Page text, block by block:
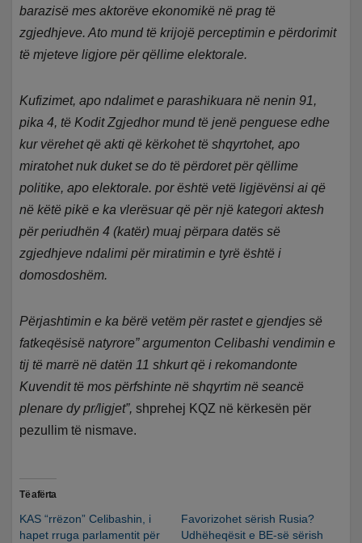
barazisë mes aktorëve ekonomikë në prag të
zgjedhjeve. Ato mund të krijojë perceptimin e përdorimit
të mjeteve ligjore për qëllime elektorale.
Kufizimet, apo ndalimet e parashikuara në nenin 91,
pika 4, të Kodit Zgjedhor mund të jenë penguese edhe
kur vërehet që akti që kërkohet të shqyrtohet, apo
miratohet nuk duket se do të përdoret për qëllime
politike, apo elektorale. por është vetë ligjëvënsi ai që
në këtë pikë e ka vlerësuar që për një kategori aktesh
për periudhën 4 (katër) muaj përpara datës së
zgjedhjeve ndalimi për miratimin e tyrë është i
domosdoshëm.
Përjashtimin e ka bërë vetëm për rastet e gjendjes së
fatkeqësisë natyrore” argumenton Celibashi vendimin e
tij të marrë në datën 11 shkurt që i rekomandonte
Kuvendit të mos përfshinte në shqyrtim në seancë
plenare dy pr/ligjet”, shprehej KQZ në kërkesën për
pezullim të nismave.
Të afërta
KAS “rrëzon” Celibashin, i
hapet rruga parlamentit për
Favorizohet sërish Rusia?
Udhëheqësit e BE-së sërish